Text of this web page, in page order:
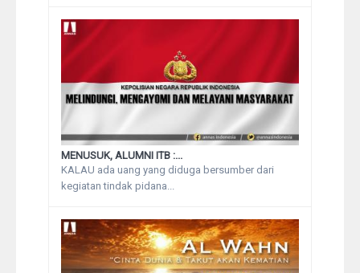
MENUSUK, ALUMNI ITB :...
KALAU ada uang yang diduga bersumber dari
kegiatan tindak pidana...